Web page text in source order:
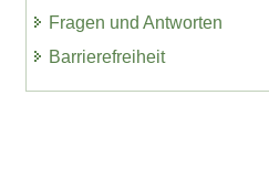
Fragen und Antworten
Barrierefreiheit